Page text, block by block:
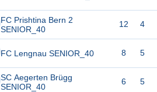
FC Prishtina Bern 2
SENIOR_40
FC Lengnau SENIOR_40
SC Aegerten Brügg
SENIOR_40
12 4
8 5
6 5